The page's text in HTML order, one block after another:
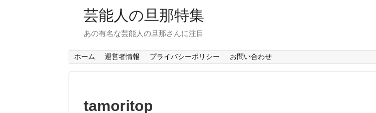
芸能人の旦那特集
あの有名な芸能人の旦那さんに注目
ホーム 運営者情報 プライバシーポリシー お問い合わせ
tamoritop